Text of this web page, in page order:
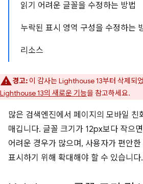
읽기 어려운 글꼴을 수정하는 방법
누락된 표시 영역 구성을 수정하는
리소스
경고: 이 감사는 Lighthouse 13부터 삭제되
Lighthouse 13의 새로운 기능을 참고하세요.
많은 검색엔진에서 페이지의 모바일 친
매깁니다. 글꼴 크기가 12px보다 작으
어려운 경우가 많으며, 사용자가 편안
표시하기 위해 확대해야 할 수 있습니다.